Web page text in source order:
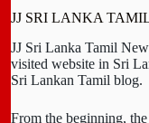
JJ SRI LANKA
JJ Sri Lanka Tamil
visited website in Sri
Sri Lankan Tamil blog.
From the beginning,